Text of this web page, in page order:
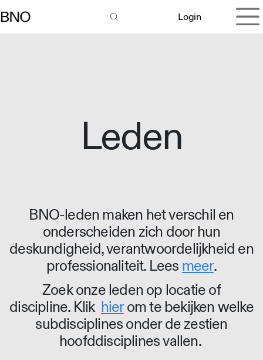
Login
Leden
BNO-leden maken het verschil en
onderscheiden zich door hun
deskundigheid, verantwoordelijkheid en
professionaliteit. Lees meer.
Zoek onze leden op locatie of
discipline. Klik hierom te bekijken welke
subdisciplines onder de zestien
hoofddisciplines vallen.